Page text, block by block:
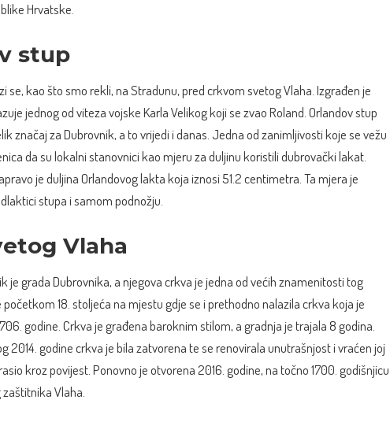
Hrvatske.
stup
se, kao što smo rekli, na Stradunu, pred crkvom svetog Vlaha. Izgrađen je
jednog od viteza vojske Karla Velikog koji se zvao Roland. Orlandov stup
značaj za Dubrovnik, a to vrijedi i danas. Jedna od zanimljivosti koje se vežu
da su lokalni stanovnici kao mjeru za duljinu koristili dubrovački lakat.
je duljina Orlandovog lakta koja iznosi 51.2 centimetra. Ta mjera je
stupa i samom podnožju.
Vlaha
je grada Dubrovnika, a njegova crkva je jedna od većih znamenitosti tog
početkom 18. stoljeća na mjestu gdje se i prethodno nalazila crkva koja je
godine. Crkva je građena baroknim stilom, a gradnja je trajala 8 godina.
2014. godine crkva je bila zatvorena te se renovirala unutrašnjost i vraćen joj
kroz povijest. Ponovno je otvorena 2016. godine, na točno 1700. godišnjicu
Vlaha.